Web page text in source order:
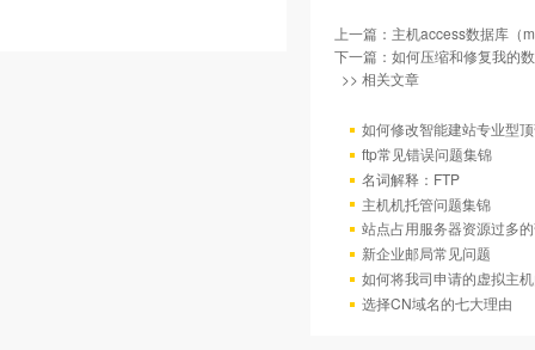
上一篇： 主机access数据库（
下一篇： 如何压缩和修复我的
>> 相关文章
如何修改智能建站专业型
ftp常见错误问题集锦
名词解释：FTP
主机机托管问题集锦
站点占用服务器资源过多
新企业邮局常见问题
如何将我司申请的虚拟主
选择CN域名的七大理由